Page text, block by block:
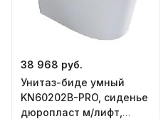
38 968 руб.
Унитаз-биде умный
KN60202B-PRO, сиденье
дюропласт м/лифт,